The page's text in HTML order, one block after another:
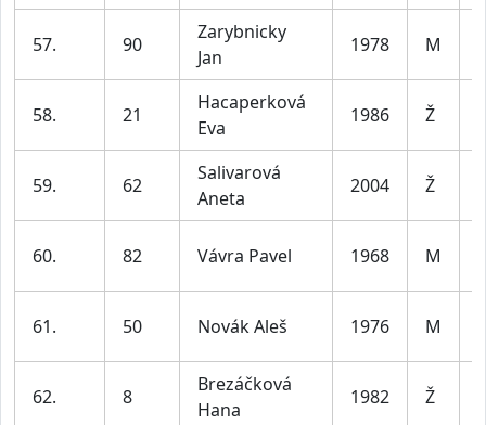
57. 90
Zarybnicky
Jan
1978 M
58. 21
Hacaperková
Eva
1986 Ž
59. 62
Salivarová
Aneta
2004 Ž
60. 82 Vávra Pavel 1968 M
61. 50 Novák Aleš 1976 M
62. 8
Brezáčková
Hana
1982 Ž